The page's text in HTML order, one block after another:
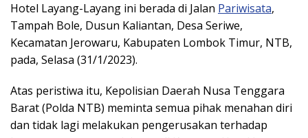
Hotel Layang-Layang ini berada di Jalan Pariwisata,
Tampah Bole, Dusun Kaliantan, Desa Seriwe,
Kecamatan Jerowaru, Kabupaten Lombok Timur, NTB,
pada, Selasa (31/1/2023).
Atas peristiwa itu, Kepolisian Daerah Nusa Tenggara
Barat (Polda NTB) meminta semua pihak menahan diri
dan tidak lagi melakukan pengerusakan terhadap